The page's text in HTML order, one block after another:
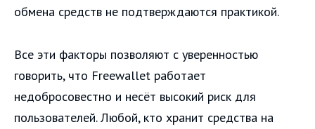
обмена средств не подтверждаются практикой.
Все эти факторы позволяют с уверенностью
говорить, что Freewallet работает
недобросовестно и несёт высокий риск для
пользователей. Любой, кто хранит средства на